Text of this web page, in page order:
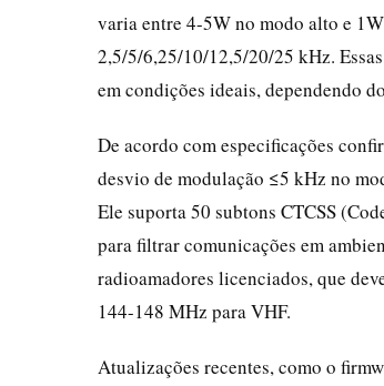
varia entre 4-5W no modo alto e
2,5/5/6,25/10/12,5/20/25 kHz.
em condições ideais, dependendo
De acordo com especificações
desvio de modulação ≤5 kHz no
Ele suporta 50 subtons CTCSS
para filtrar comunicações em
radioamadores licenciados, que
144-148 MHz para VHF.
Atualizações recentes, como o